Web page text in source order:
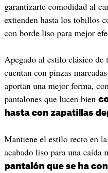
garantizarte comodidad al
extienden hasta los tobillos
con borde liso para mejor
Apegado al estilo clásico de
cuentan con pinzas
aportan una mejor forma,
pantalones que lucen bien
hasta con zapatillas
Mantiene el estilo recto en
acabado liso para una caída
pantalón que se ha